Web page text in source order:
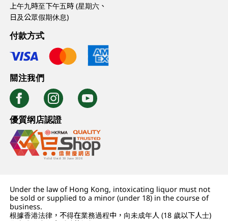
上午九時至下午五時 (星期六、
日及公眾假期休息)
付款方式
關注我們
優質纲店認證
Under the law of Hong Kong, intoxicating liquor must not
be sold or supplied to a minor (under 18) in the course of
business.
根據香港法律，不得在業務過程中，向未成年人 (18 歲以下人士)